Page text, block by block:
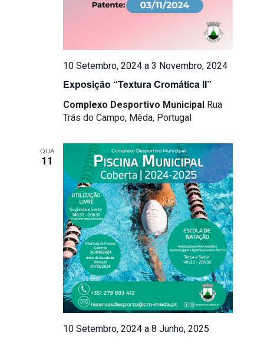
Exposição “Textura Cromática II”
10 Setembro, 2024 a3 Novembro, 2024
Complexo Desportivo Municipal Rua
Trás do Campo, Mêda, Portugal
QUA
11
10 Setembro, 2024 a8 Junho, 2025